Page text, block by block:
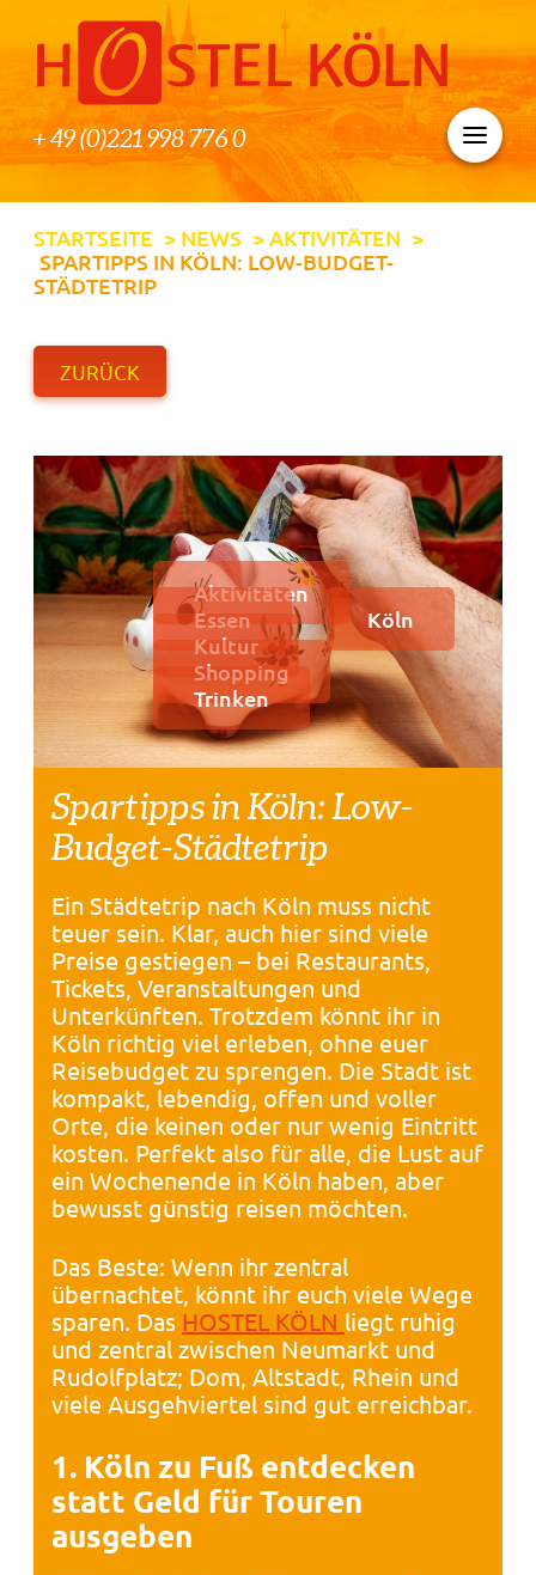
+ 49 (0)221 998 776 0
STARTSEITE > NEWS >AKTIVITÄTEN >
SPARTIPPS IN KÖLN: LOW-BUDGET-
STÄDTETRIP
ZURÜCK
Aktivitäten
Essen
Köln
Kultur
Shopping
Trinken
Spartipps in Köln: Low-
Budget-Städtetrip
Ein Städtetrip nach Köln muss nicht
teuer sein. Klar, auch hier sind viele
Preise gestiegen – bei Restaurants,
Tickets, Veranstaltungen und
Unterkünften. Trotzdem könnt ihr in
Köln richtig viel erleben, ohne euer
Reisebudget zu sprengen. Die Stadt ist
kompakt, lebendig, offen und voller
Orte, die keinen oder nur wenig Eintritt
kosten. Perfekt also für alle, die Lust auf
ein Wochenende in Köln haben, aber
bewusst günstig reisen möchten.
Das Beste: Wenn ihr zentral
übernachtet, könnt ihr euch viele Wege
sparen. Das HOSTEL KÖLN liegt ruhig
und zentral zwischen Neumarkt und
Rudolfplatz; Dom, Altstadt, Rhein und
viele Ausgehviertel sind gut erreichbar.
1. Köln zu Fuß entdecken
statt Geld für Touren
ausgeben